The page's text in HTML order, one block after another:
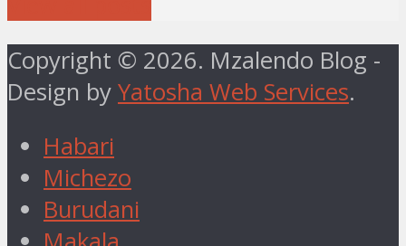
Copyright © 2026. Mzalendo Blog -
Design by Yatosha Web Services.
Habari
Michezo
Burudani